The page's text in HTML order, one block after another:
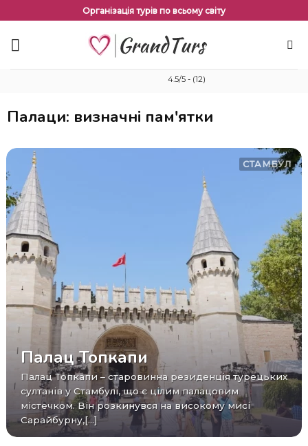
змісту
Організація турів по всьому світу
4.5/5 - (12)
Палаци: визначні пам'ятки
СТАМБУЛ
Палац Топкапи
Палац Топкапи – старовинна резиденція турецьких
султанів у Стамбулі, що є цілим палацовим
містечком. Він розкинувся на високому мисі
Сарайбурну,[...]